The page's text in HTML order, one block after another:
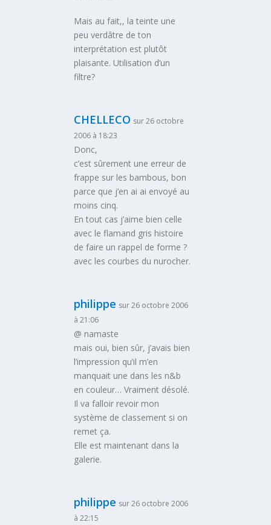
Mais au fait,, la teinte une
peu verdâtre de ton
interprétation est plutôt
plaisante. Utilisation d’un
filtre?
CHELLECO sur 26 octobre
2006 à 18:23
Donc,
c’est sûrement une erreur de
frappe sur les bambous, bon
parce que j’en ai ai envoyé au
moins cinq.
En tout cas j’aime bien celle
avec le flamand gris histoire
de faire un rappel de forme ?
avec les courbes du nurocher.
philippe sur 26 octobre 2006
à 21:06
@ namaste
mais oui, bien sûr, j’avais bien
l’impression qu’il m’en
manquait une dans les n&b
en couleur… Vraiment désolé.
Il va falloir revoir mon
système de classement si on
remet ça.
Elle est maintenant dans la
galerie.
philippe sur 26 octobre 2006
à 22:15